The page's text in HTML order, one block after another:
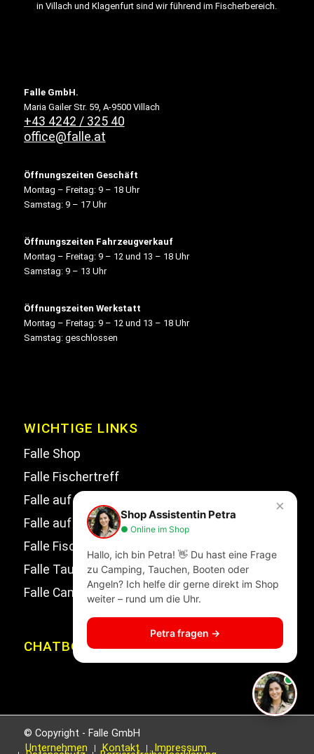
in Villach und Klagenfurt sind wir führend im Fischerbereich.
Falle GmbH.
Maria Gailer Str. 59, A-9500 Villach
+43 4242 / 325 40
office@falle.at
Öffnungszeiten Geschäft
Montag – Freitag: 9 – 18 Uhr
Samstag: 9 – 17 Uhr
Öffnungszeiten Fahrzeugverkauf
Montag – Freitag: 9 – 12 und 13 – 18 Uhr
Samstag: 9 – 13 Uhr
Öffnungszeiten Werkstatt
Montag – Freitag: 9 – 12 und 13 – 18 Uhr
Samstag: geschlossen
WICHTIGE LINKS
Falle Shop
Falle Fischertreff
Falle auf Facebook
Falle auf Instagram
Falle Fischertreff auf Facebook
Falle Tauchsport auf Facebook
Falle Campingwelt Katalog
CHATBOT
© Copyright - Falle GmbH
Unternehmen
Kontakt Impressum
×
Shop Assistentin Petra
● Online im Shop
Hallo, ich bin Petra! 👋 Du hast eine Frage
zu Camping, Tauchen, Booten oder
Angeln? Ich helfe dir gerne direkt im Shop
weiter – rund um die Uhr.
Petra fragen →